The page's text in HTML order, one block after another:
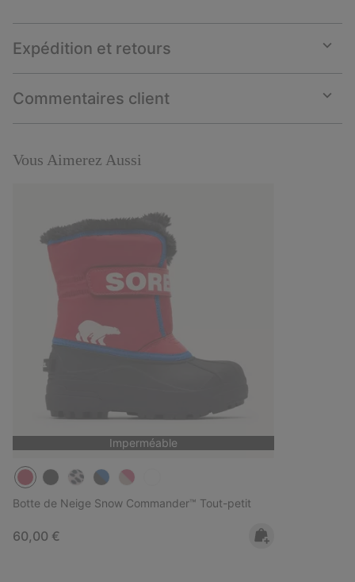
Expédition et retours
or
Commentaires client
or
Vous Aimerez Aussi
Imperméable
Botte de Neige Snow Commander™ Tout-petit
Regular price:
60,00 €